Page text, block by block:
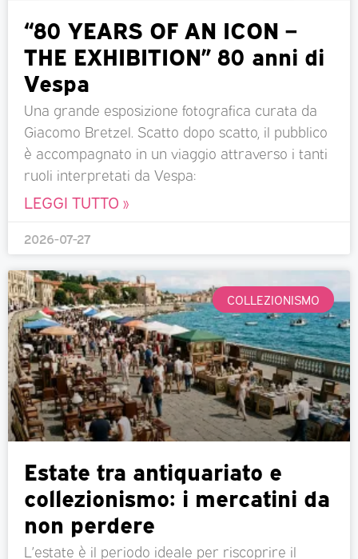
“80 YEARS OF AN ICON –
THE EXHIBITION” 80 anni di
Vespa
Una grande esposizione fotografica curata da
Giacomo Bretzel. Scatto dopo scatto, il pubblico
è accompagnato in un viaggio attraverso i tanti
ruoli interpretati da Vespa:
LEGGI TUTTO »
2026-07-27
COLLEZIONISMO
Estate tra antiquariato e
collezionismo: i mercatini da
non perdere
L’estate è il periodo ideale per riscoprire il